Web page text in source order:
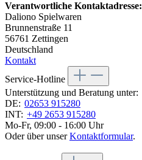
Verantwortliche Kontaktadresse:
Daliono Spielwaren
Brunnenstraße 11
56761 Zettingen
Deutschland
Kontakt
Service-Hotline
Unterstützung und Beratung unter:
DE: 02653 915280
INT: +49 2653 915280
Mo-Fr, 09:00 - 16:00 Uhr
Oder über unserKontaktformular.